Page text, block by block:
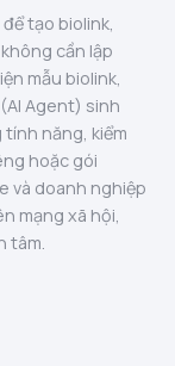
tạo biolink,
cần lập
mẫu biolink,
Agent) sinh
tính năng, kiểm
hoặc gói
và doanh nghiệp
mạng xã hội,
tâm.